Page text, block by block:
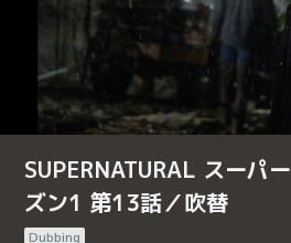
SUPERNATURAL スーパ
ズン1 第13話／吹替
Dubbing